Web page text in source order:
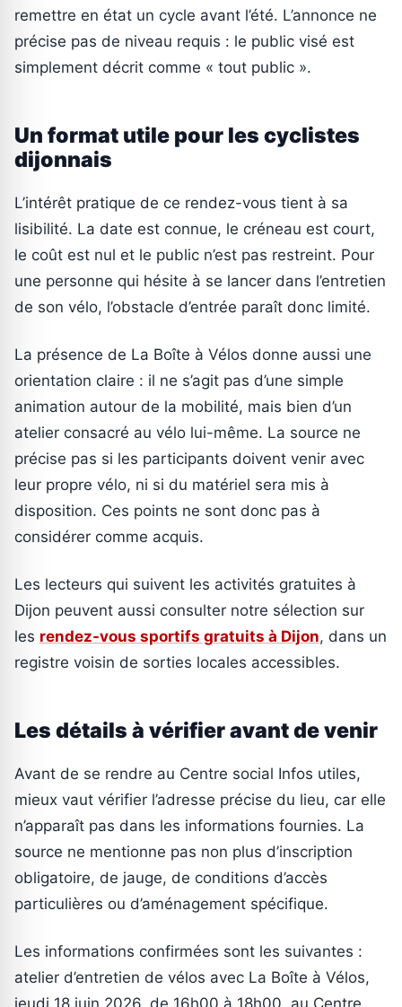
remettre en état un cycle avant l’été. L’annonce ne
précise pas de niveau requis : le public visé est
simplement décrit comme « tout public ».
Un format utile pour les cyclistes
dijonnais
L’intérêt pratique de ce rendez-vous tient à sa
lisibilité. La date est connue, le créneau est court,
le coût est nul et le public n’est pas restreint. Pour
une personne qui hésite à se lancer dans l’entretien
de son vélo, l’obstacle d’entrée paraît donc limité.
La présence de La Boîte à Vélos donne aussi une
orientation claire : il ne s’agit pas d’une simple
animation autour de la mobilité, mais bien d’un
atelier consacré au vélo lui-même. La source ne
précise pas si les participants doivent venir avec
leur propre vélo, ni si du matériel sera mis à
disposition. Ces points ne sont donc pas à
considérer comme acquis.
Les lecteurs qui suivent les activités gratuites à
Dijon peuvent aussi consulter notre sélection sur
les rendez-vous sportifs gratuits à Dijon, dans un
registre voisin de sorties locales accessibles.
Les détails à vérifier avant de venir
Avant de se rendre au Centre social Infos utiles,
mieux vaut vérifier l’adresse précise du lieu, car elle
n’apparaît pas dans les informations fournies. La
source ne mentionne pas non plus d’inscription
obligatoire, de jauge, de conditions d’accès
particulières ou d’aménagement spécifique.
Les informations confirmées sont les suivantes :
atelier d’entretien de vélos avec La Boîte à Vélos,